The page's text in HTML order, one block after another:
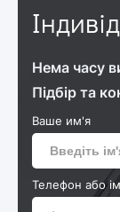
Нема часу
Підбір та
Ваше им'я
Телефон або